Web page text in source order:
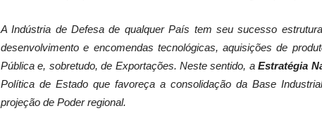
A Indústria de Defesa de qualquer País tem seu sucesso
desenvolvimento e encomendas tecnológicas, aquisições de
Pública e, sobretudo, de Exportações. Neste sentido, a Estratégia
Política de Estado que favoreça a consolidação da Base
projeção de Poder regional.